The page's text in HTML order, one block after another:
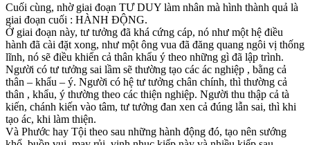
Cuối cùng, nhờ giai đoạn TƯ DUY làm nhân mà hình thành quả là
giai đoạn cuối : HÀNH ĐỘNG.
Ở giai đoạn này, tư tưởng đã khá cứng cáp, nó như một hệ điều
hành đã cài đặt xong, như một ông vua đã đăng quang ngôi vị thống
lĩnh, nó sẽ điều khiển cả thân khẩu ý theo những gì đã lập trình.
Người có tư tưởng sai lầm sẽ thường tạo các ác nghiệp , bằng cả
thân – khẩu – ý. Người có hệ tư tưởng chân chính, thì thường cả
thân , khẩu, ý thường theo các thiện nghiệp. Người thu thập cả tà
kiến, chánh kiến vào tâm, tư tưởng đan xen cả đúng lẫn sai, thì khi
tạo ác, khi làm thiện.
Và Phước hay Tội theo sau những hành động đó, tạo nên sướng